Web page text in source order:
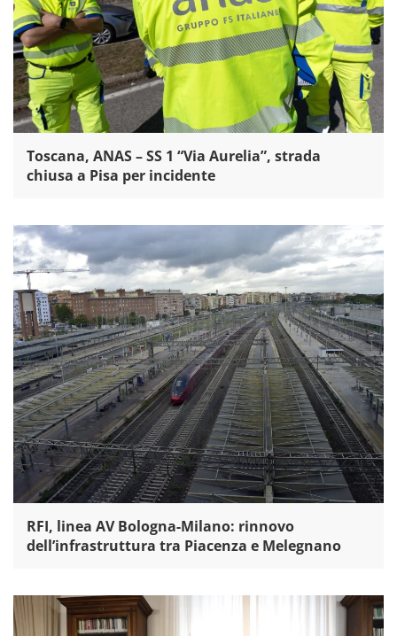
Toscana, ANAS – SS 1 “Via Aurelia”, strada
chiusa a Pisa per incidente
RFI, linea AV Bologna-Milano: rinnovo
dell’infrastruttura tra Piacenza e Melegnano